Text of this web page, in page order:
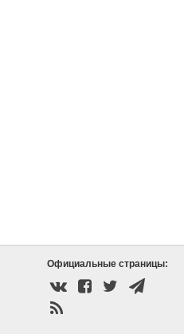
Официальные страницы: